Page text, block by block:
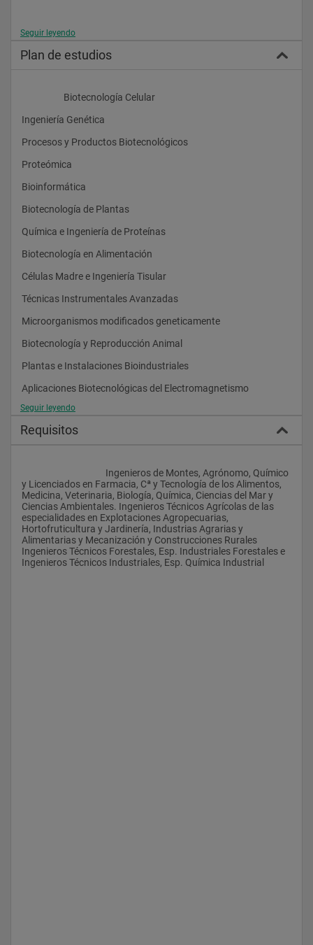
Seguir leyendo
Plan de estudios
                    Biotecnología Celular
Ingeniería Genética
Procesos y Productos Biotecnológicos
Proteómica
Bioinformática
Biotecnología de Plantas
Química e Ingeniería de Proteínas
Biotecnología en Alimentación
Células Madre e Ingeniería Tisular
Técnicas Instrumentales Avanzadas
Microorganismos modificados geneticamente
Biotecnología y Reproducción Animal
Plantas e Instalaciones Bioindustriales
Aplicaciones Biotecnológicas del Electromagnetismo
Farmacogenómica: Dianas y Biomarcadores Farmacológicos
Diagnóstico e Terapia Molecular
Nanobiotecnología
Nutracéuticos y Nutrigenómica
Biorreactores
Biotecnología en Acuicultura
Enzimología Industrial
Seguir leyendo
Requisitos
y Licenciados en Farmacia, Cª y Tecnología de los Alimentos,
Medicina, Veterinaria, Biología, Química, Ciencias del Mar y
Ciencias Ambientales. Ingenieros Técnicos Agrícolas de las
especialidades en Explotaciones Agropecuarias,
Hortofruticultura y Jardinería, Industrias Agrarias y
Alimentarias y Mecanización y Construcciones Rurales
Ingenieros Técnicos Forestales, Esp. Industriales Forestales e
Ingenieros Técnicos Industriales, Esp. Química Industrial